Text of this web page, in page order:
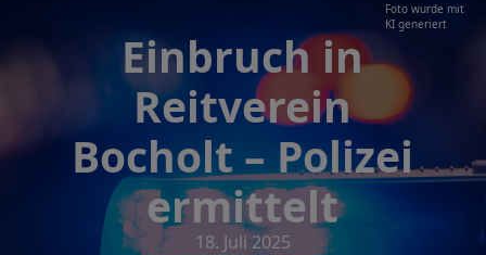
Foto wurde mit
KI generiert
Einbruch in
Reitverein
Bocholt – Polizei
ermittelt
18. Juli 2025